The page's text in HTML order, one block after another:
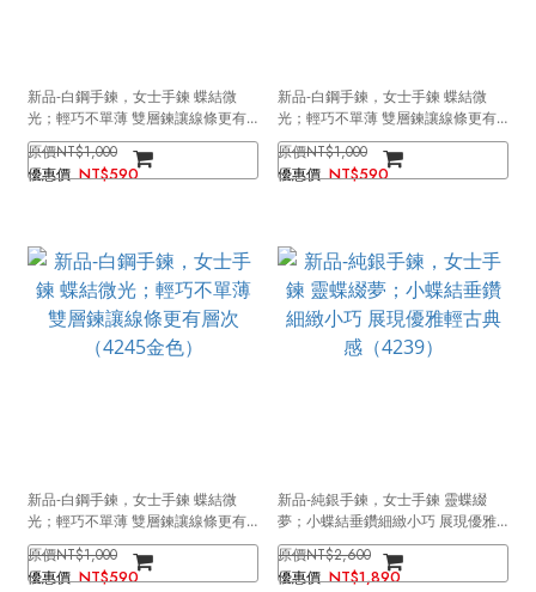
新品-白鋼手鍊，女士手鍊 蝶結微
光；輕巧不單薄 雙層鍊讓線條更有
層次（4245銀色）
NT$1,000
NT$590
新品-白鋼手鍊，女士手鍊 蝶結微
光；輕巧不單薄 雙層鍊讓線條更有
層次（4245玫瑰金）
NT$1,000
NT$590
新品-白鋼手鍊，女士手鍊 蝶結微
光；輕巧不單薄 雙層鍊讓線條更有
層次（4245金色）
NT$1,000
NT$590
新品-純銀手鍊，女士手鍊 靈蝶綴
夢；小蝶結垂鑽細緻小巧 展現優雅
輕古典感（4239）
NT$2,600
NT$1,890